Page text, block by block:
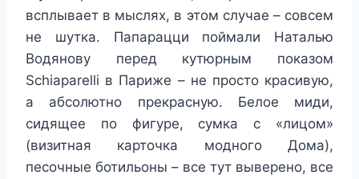
всплывает в мыслях, в этом случае – совсем
не шутка. Папарацци поймали Наталью
Водянову перед кутюрным показом
Schiaparelli в Париже – не просто красивую,
а абсолютно прекрасную. Белое миди,
сидящее по фигуре, сумка с «лицом»
(визитная карточка модного Дома),
песочные ботильоны – все тут выверено, все